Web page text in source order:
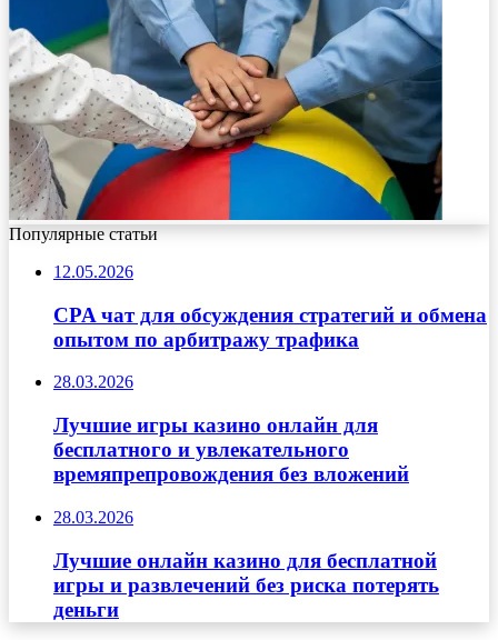
Популярные статьи
12.05.2026
CPA чат для обсуждения стратегий и обмена
опытом по арбитражу трафика
28.03.2026
Лучшие игры казино онлайн для
бесплатного и увлекательного
времяпрепровождения без вложений
28.03.2026
Лучшие онлайн казино для бесплатной
игры и развлечений без риска потерять
деньги